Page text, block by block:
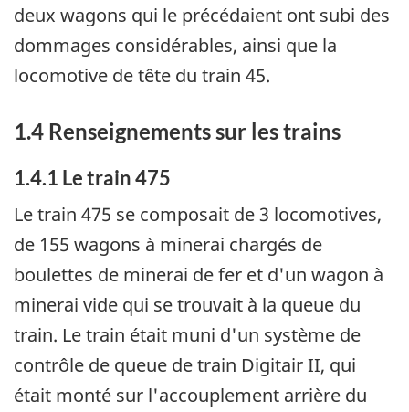
deux wagons qui le précédaient ont subi des
dommages considérables, ainsi que la
locomotive de tête du train 45.
1.4 Renseignements sur les trains
1.4.1 Le train 475
Le train 475 se composait de 3 locomotives,
de 155 wagons à minerai chargés de
boulettes de minerai de fer et d'un wagon à
minerai vide qui se trouvait à la queue du
train. Le train était muni d'un système de
contrôle de queue de train Digitair II, qui
était monté sur l'accouplement arrière du